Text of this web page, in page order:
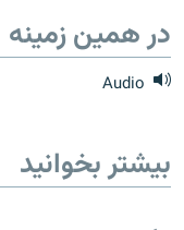
در همین زمینه
بیشتر بخوانید